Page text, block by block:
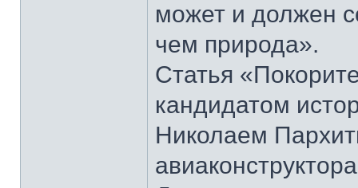
может и должен
чем природа».
Статья
кандидатом
Николаем